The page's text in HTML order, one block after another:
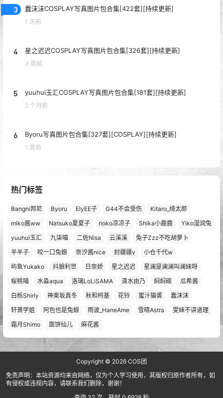
3 蠢沫沫COSPLAY写真图片包合集[422套][持续更新]
1 天前
4 星之迟迟COSPLAY写真图片包合集[326套][持续更新]
3 周前
5 yuuhui玉汇COSPLAY写真图片包合集[181套][持续更新]
2 个月前
6 Byoru写真图片包合集[327套][COSPLAY][持续更新]
1 周前
热门标签
Bangni邦尼 Byoru ElyEE子 G44不会受伤
Kitaro_绮太郎
miko酱ww
Natsuko夏夏子 rioko凉凉子 Shika小鹿鹿
Yiko湿润兔
yuuhui玉汇
九柒喵 二佐Nisa 云溪溪
兔子Zzz不吃胡萝卜
半半子
咬一口兔娘 奈汐酱nice 封疆疆v
小仓千代w
屿鱼Yukako
抖娘利世 日奈娇 星之迟迟
星澜是澜澜叫澜妹呀
桜桃喵
水淼aqua 洛璃LoLiSAMA 清水由乃 焖焖碳
瓜希酱
白栎Shirly
神楽坂真冬 秋和柯基 花铃 蜜汁猫裘
蠢沫沫
轩萧学姐
阿包也是兔娘 雨波_HaneAme 雪晴Astra
雯妹不讲道理
霜月Shimo
面饼仙儿 麻花酱
Copyright © 2026 COS团
免责声明：本站资源均来自网络，仅为个人学习使用，其版权归原作者所有，如
有侵权或违规内容，请联系我们删除，谢谢！